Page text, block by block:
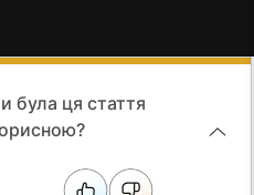
була ця стаття